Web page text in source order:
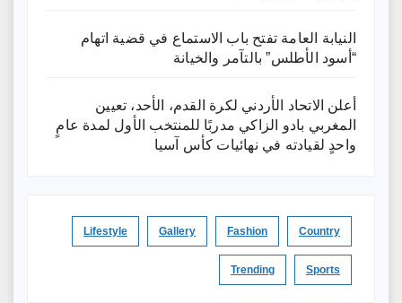
النيابة العامة تفتح باب الاستماع في قضية اتهام
“أسود الأطلس” بالتآمر والخيانة
أعلن الاتحاد الأردني لكرة القدم، الأحد، تعيين
المغربي بادو الزاكي مدربًا للمنتخب الأول لمدة عامٍ
واحدٍ لقيادته ​في نهائيات كأس آسيا
Country
Fashion
Gallery
Lifestyle
Sports
Trending